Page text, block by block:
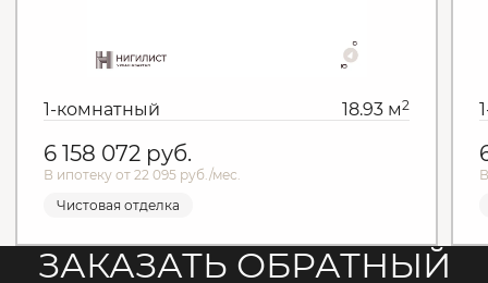
1-комнатный 18.93 м2
6 158 072 руб.
В ипотеку от 22 095 руб./мес.
Чистовая отделка
ЗАКАЗАТЬ ОБРАТНЫЙ